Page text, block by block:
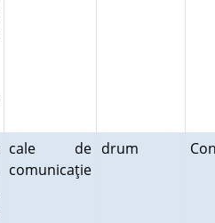
cale de
comunicaţie
drum